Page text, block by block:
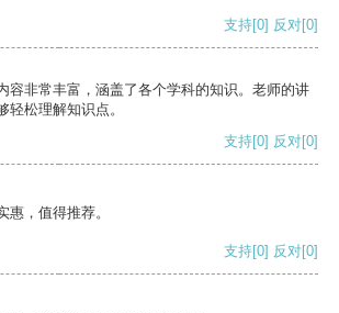
支持[0] 反对[0]
容非常丰富，涵盖了各个学科的知识。老师的讲
轻松理解知识点。
支持[0] 反对[0]
惠，值得推荐。
支持[0] 反对[0]